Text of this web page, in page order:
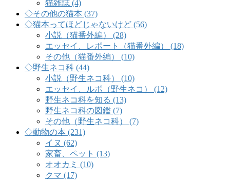
猫雑誌 (4)
◇その他の猫本 (37)
◇猫本ってほどじゃないけど (56)
小説（猫番外編） (28)
エッセイ、レポート（猫番外編） (18)
その他（猫番外編） (10)
◇野生ネコ科 (44)
小説（野生ネコ科） (10)
エッセイ、ルポ（野生ネコ） (12)
野生ネコ科を知る (13)
野生ネコ科の図鑑 (7)
その他（野生ネコ科） (7)
◇動物の本 (231)
イヌ (62)
家畜、ペット (13)
オオカミ (10)
クマ (17)